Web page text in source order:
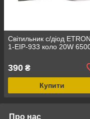
Світильник с/діод ETRON
1-EIP-933 коло 20W
390 ₴
Купити
Про нас